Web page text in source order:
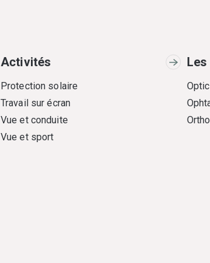
Activités
Protection solaire
Travail sur écran
Vue et conduite
Vue et sport